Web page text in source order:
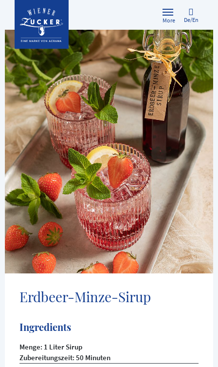
More De/En
Erdbeer-Minze-Sirup
Ingredients
Menge: 1 Liter Sirup
Zubereitungszeit: 50 Minuten